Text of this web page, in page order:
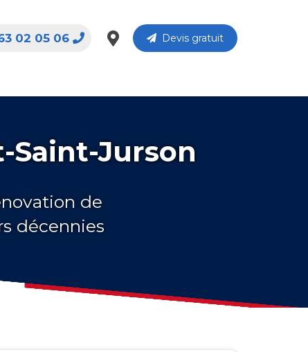
Devis gratuit
02 05 06
Saint-Jurson
de
décennies